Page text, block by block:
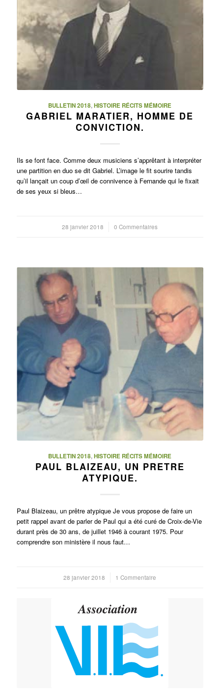
BULLETIN 2018,HISTOIRE RÉCITS MÉMOIRE
GABRIEL MARATIER, HOMME DE
CONVICTION.
Ils se font face. Comme deux musiciens s’apprêtant à interpréter
une partition en duo se dit Gabriel. L’image le fit sourire tandis
qu’il lançait un coup d’œil de connivence à Fernande qui le fixait
de ses yeux si bleus…
28 janvier 2018
/ 0 Commentaires
BULLETIN 2018,HISTOIRE RÉCITS MÉMOIRE
PAUL BLAIZEAU, UN PRETRE
ATYPIQUE.
Paul Blaizeau, un prêtre atypique Je vous propose de faire un
petit rappel avant de parler de Paul qui a été curé de Croix-de-Vie
durant près de 30 ans, de juillet 1946 à courant 1975. Pour
comprendre son ministère il nous faut…
28 janvier 2018
/ 1 Commentaire